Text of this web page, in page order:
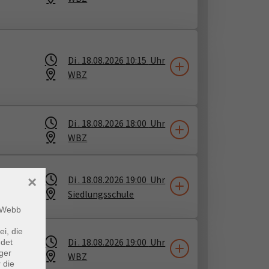
Di . 18.08.2026 10:15 Uhr
WBZ
Di . 18.08.2026 18:00 Uhr
WBZ
Di . 18.08.2026 19:00 Uhr
Siedlungsschule
Di . 18.08.2026 19:00 Uhr
WBZ
die
die
×